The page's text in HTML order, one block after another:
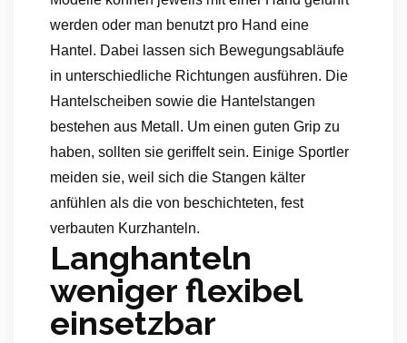
werden oder man benutzt pro Hand eine
Hantel. Dabei lassen sich Bewegungsabläufe
in unterschiedliche Richtungen ausführen. Die
Hantelscheiben sowie die Hantelstangen
bestehen aus Metall. Um einen guten Grip zu
haben, sollten sie geriffelt sein. Einige Sportler
meiden sie, weil sich die Stangen kälter
anfühlen als die von beschichteten, fest
verbauten Kurzhanteln.
Langhanteln
weniger flexibel
einsetzbar